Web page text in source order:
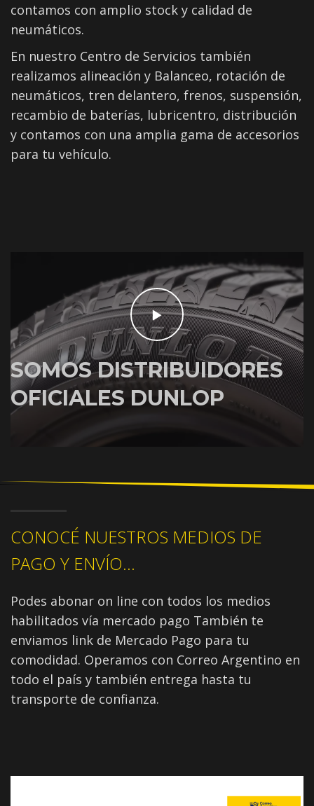
contamos con amplio stock y calidad de
neumáticos.
En nuestro Centro de Servicios también
realizamos alineación y Balanceo, rotación de
neumáticos, tren delantero, frenos, suspensión,
recambio de baterías, lubricentro, distribución
y contamos con una amplia gama de accesorios
para tu vehículo.
SOMOS DISTRIBUIDORES
OFICIALES DUNLOP
CONOCÉ NUESTROS MEDIOS DE
PAGO Y ENVÍO...
Podes abonar on line con todos los medios
habilitados vía mercado pago También te
enviamos link de Mercado Pago para tu
comodidad. Operamos con Correo Argentino en
todo el país y también entrega hasta tu
transporte de confianza.